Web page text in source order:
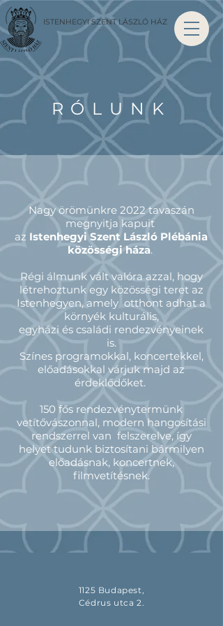
ISTENHEGYI SZENT LÁSZLÓ HÁZ
RÓLUNK
Nagy örömünkre 2022 tavaszán
megnyitja kapuit
az Istenhegyi Szent László Plébánia
közösségi háza.
Régi álmunk vált valóra azzal, hogy
létrehoztunk egy közösségi teret az
Istenhegyen, amely otthont adhat a
környék kulturális,
egyházi és családi rendezvényeinek
is.
Színes programokkal, koncertekkel,
előadásokkal várjuk majd az
érdeklődőket.
150 fős rendezvénytermünk
vetítővászonnal, modern hangosítási
rendszerrel van felszerelve, így
helyet tudunk biztosítani bármilyen
előadásnak, koncertnek,
filmvetítésnek.
1125 Budapest,
Cédrus utca 2.